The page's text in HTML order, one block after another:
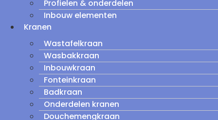
Profielen & onderdelen
Inbouw elementen
Kranen
Wastafelkraan
Wasbakkraan
Inbouwkraan
Fonteinkraan
Badkraan
Onderdelen kranen
Douchemengkraan